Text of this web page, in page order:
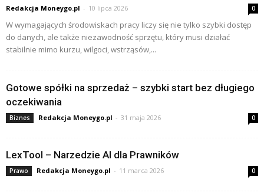
Redakcja Moneygo.pl - 10 lipca 2026 0
W wymagających środowiskach pracy liczy się nie tylko szybki dostęp
do danych, ale także niezawodność sprzętu, który musi działać
stabilnie mimo kurzu, wilgoci, wstrząsów,...
Gotowe spółki na sprzedaż – szybki start bez długiego
oczekiwania
Biznes Redakcja Moneygo.pl - 31 maja 2026 0
LexTool – Narzedzie AI dla Prawników
Prawo Redakcja Moneygo.pl - 11 marca 2026 0